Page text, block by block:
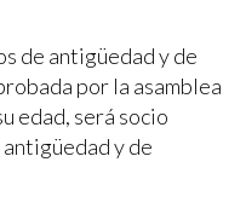
de antigüedad y de
por la asamblea
edad, será socio
y de